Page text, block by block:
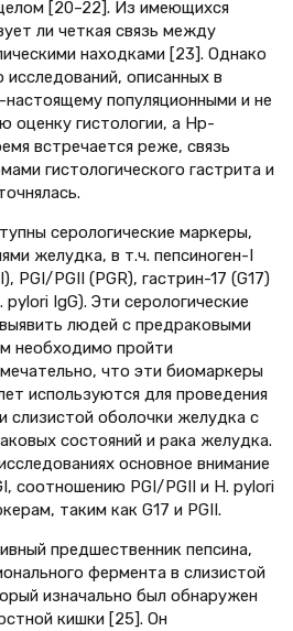
[20–22]. Из имеющихся
ли четкая связь между
находками [23]. Однако
описанных в
популяционными и не
оценку гистологии, а Нр-
встречается реже, связь
гистологического гастрита и
серологические маркеры,
желудка, в т.ч. пепсиноген-I
PGI/PGII (PGR), гастрин-17 (G17)
IgG). Эти серологические
людей с предраковыми
необходимо пройти
что эти биомаркеры
используются для проведения
слизистой оболочки желудка с
состояний и рака желудка.
основное внимание
соотношению PGI/PGII и H. pylori
таким как G17 и PGII.
предшественник пепсина,
фермента в слизистой
изначально был обнаружен
кишки [25]. Он